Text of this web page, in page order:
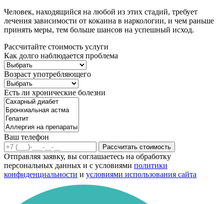
Человек, находящийся на любой из этих стадий, требует
лечения зависимости от кокаина в наркологии, и чем раньше
принять меры, тем больше шансов на успешный исход.
Рассчитайте стоимость услуги
Как долго наблюдается проблема
Возраст употребляющего
Есть ли хронические болезни
Ваш телефон
Рассчитать стоимость
Отправляя заявку, вы соглашаетесь на обработку
персональных данных и с условиями политики
конфиденциальности и условиями использования сайта